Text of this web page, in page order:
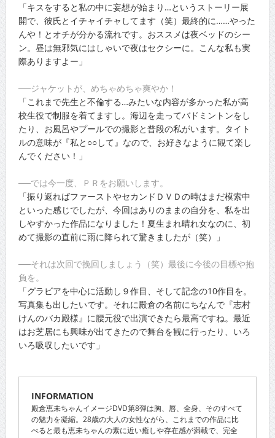
「キスをすると私の中に妄想が始まり…というストーリー展
開で、彼氏とイチャイチャしてます（笑）最終的に……やった
んや！とオチが分かる流れです。おススメは夜ベッドのシー
ン。昼は無邪気にはしゃいで夜はセクシーに。こんな私も実
際ありますよー」
──ジャケットが、めちゃめちゃ爽やか！
「これまで先生と不倫する…みたいな内容が多かった私が高
校生役で制服を着てますし。海辺を走ってバドミントンをし
たり、お風呂やプールでの撮影と普段の私がいます。タイト
ルの意味が『私と○○して』なので、お好きなように観て楽し
んでください！」
──では今一度、ＰＲをお願いします。
「振り返ればファーストやセカンドＤＶＤの時はまだ模索中
といった感じでしたが、今回はありのままの自分を、私を出
しやすかった作品になりました！夏生まれ晴れ女なのに、初
めて撮影の直前に雨に降られて驚きましたが（笑）」
──それは次回で挽回しましょう（笑）最後に今後の目標や抱
負を。
「グラビアを中心に活動し９作目、そして記念の10作目を。
写真集も出したいです。それに殿倉の名前にちなんで『志村
けんのバカ殿様』に腰元役で出演できたら最高ですね。最近
はお芝居にも興味が出てきたので舞台を観に行ったり、いろ
いろ吸収したいです」
INFORMATION
殿倉恵未ちゃんイメージDVD第8弾は胸、唇、全身、そのすべて
の魅力を凝縮。28歳の大人の女性ながら、これまでの作品に比
べると最も恵未ちゃんの素に近い癒しや存在感が満載で、完全